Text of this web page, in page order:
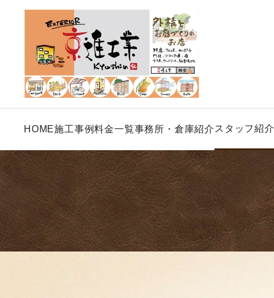
HOME施工事例料金一覧事務所・倉庫紹介 スタッフ紹介